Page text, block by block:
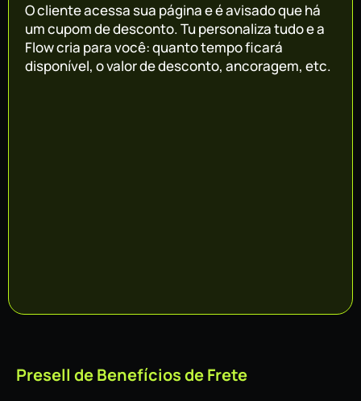
O cliente acessa sua página e é avisado que há
um cupom de desconto. Tu personaliza tudo e a
Flow cria para você: quanto tempo ficará
disponível, o valor de desconto, ancoragem, etc.
Presell de Benefícios de Frete